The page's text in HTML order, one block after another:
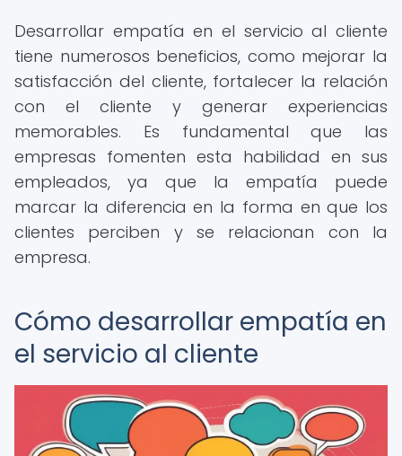
Desarrollar empatía en el servicio al cliente
tiene numerosos beneficios, como mejorar la
satisfacción del cliente, fortalecer la relación
con el cliente y generar experiencias
memorables. Es fundamental que las
empresas fomenten esta habilidad en sus
empleados, ya que la empatía puede
marcar la diferencia en la forma en que los
clientes perciben y se relacionan con la
empresa.
Cómo desarrollar empatía en
el servicio al cliente